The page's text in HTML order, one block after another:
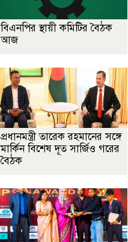
বিএনপির স্থায়ী কমিটির বৈঠক
আজ
প্রধানমন্ত্রী তারেক রহমানের সঙ্গে
মার্কিন বিশেষ দূত সার্জিও গরের
বৈঠক